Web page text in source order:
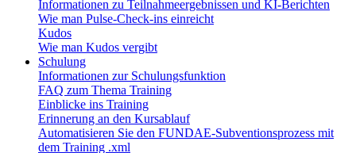
Informationen zu Teilnahmeergebnissen und KI-Berichten
Wie man Pulse-Check-ins einreicht
Kudos
Wie man Kudos vergibt
Schulung
Informationen zur Schulungsfunktion
FAQ zum Thema Training
Einblicke ins Training
Erinnerung an den Kursablauf
Automatisieren Sie den FUNDAE-Subventionsprozess mit
dem Training .xml